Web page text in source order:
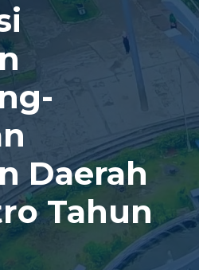
Daerah
Tahun